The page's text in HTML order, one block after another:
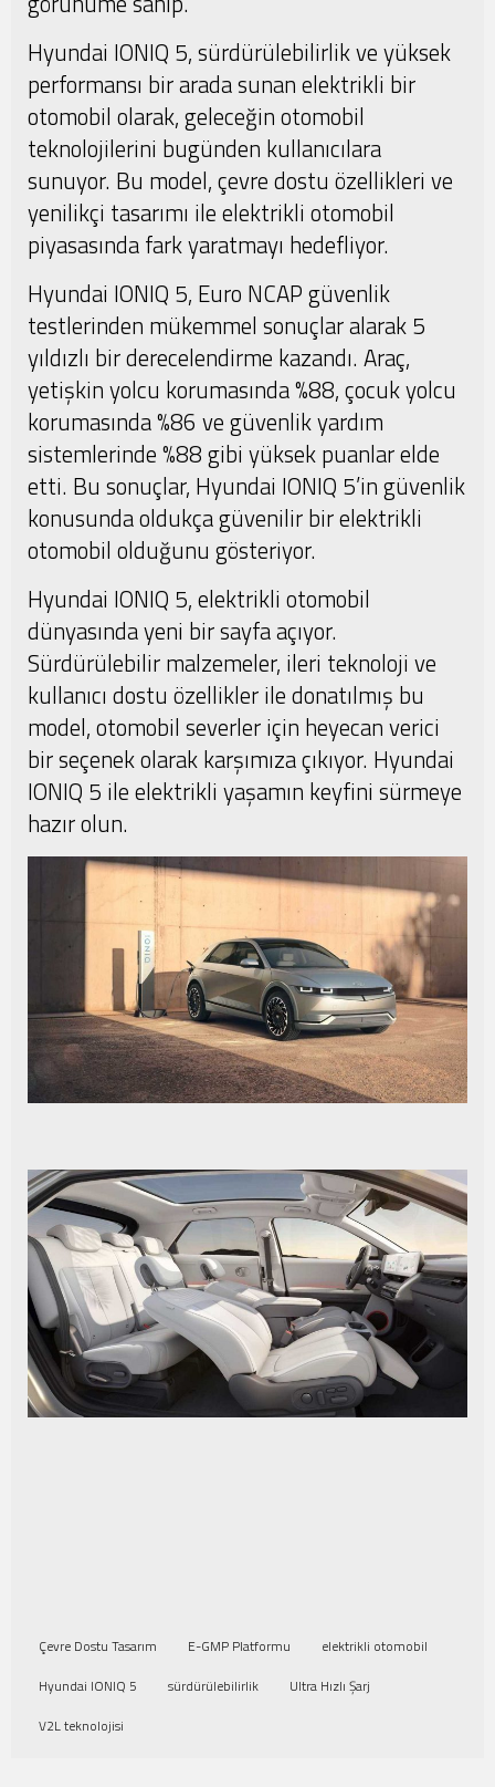
Hyundai IONIQ 5, sürdürülebilirlik ve yüksek
performansı bir arada sunan elektrikli bir
otomobil olarak, geleceğin otomobil
teknolojilerini bugünden kullanıcılara
sunuyor. Bu model, çevre dostu özellikleri ve
yenilikçi tasarımı ile elektrikli otomobil
piyasasında fark yaratmayı hedefliyor.
Hyundai IONIQ 5, Euro NCAP güvenlik
testlerinden mükemmel sonuçlar alarak 5
yıldızlı bir derecelendirme kazandı. Araç,
yetişkin yolcu korumasında %88, çocuk yolcu
korumasında %86 ve güvenlik yardım
sistemlerinde %88 gibi yüksek puanlar elde
etti. Bu sonuçlar, Hyundai IONIQ 5’in güvenlik
konusunda oldukça güvenilir bir elektrikli
otomobil olduğunu gösteriyor.
Hyundai IONIQ 5, elektrikli otomobil
dünyasında yeni bir sayfa açıyor.
Sürdürülebilir malzemeler, ileri teknoloji ve
kullanıcı dostu özellikler ile donatılmış bu
model, otomobil severler için heyecan verici
bir seçenek olarak karşımıza çıkıyor. Hyundai
IONIQ 5 ile elektrikli yaşamın keyfini sürmeye
hazır olun.
Çevre Dostu Tasarım E-GMP Platformu
elektrikli otomobil
Hyundai IONIQ 5
sürdürülebilirlik
Ultra Hızlı Şarj
V2L teknolojisi